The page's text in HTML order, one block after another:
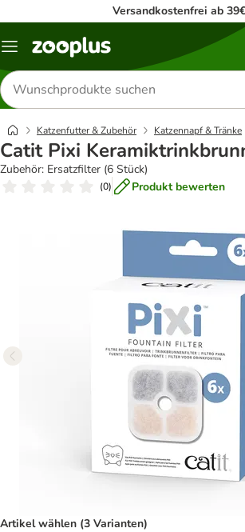
Versandkostenfrei ab 39€
Menü
Produkte
suchen
Katzenfutter & Zubehör Katzennapf & Tränke
Catit Pixi
Zubehör: Ersatzfilter (6 Stück)
(0) Produkt bewerten
Artikel wählen (3 Varianten)